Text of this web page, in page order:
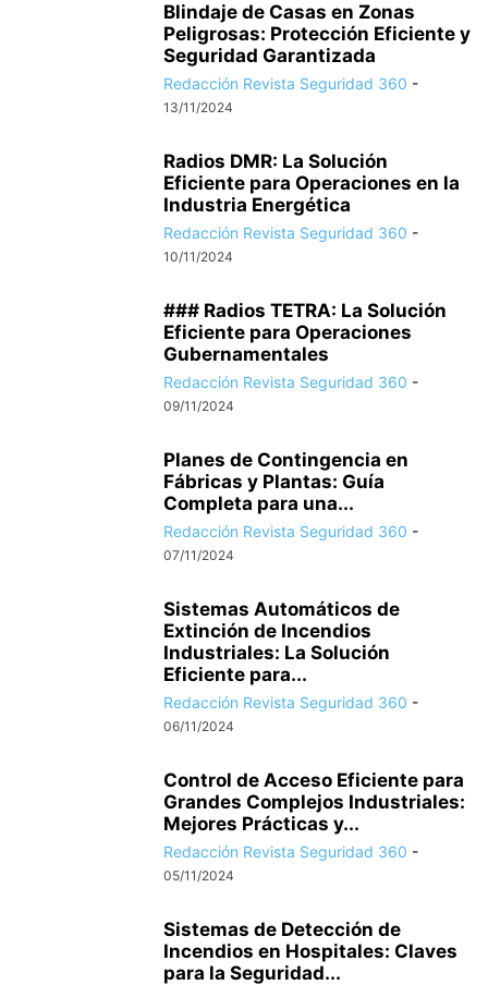
Blindaje de Casas en Zonas
Peligrosas: Protección Eficiente y
Seguridad Garantizada
Redacción Revista Seguridad 360 -
13/11/2024
Radios DMR: La Solución
Eficiente para Operaciones en la
Industria Energética
Redacción Revista Seguridad 360 -
10/11/2024
### Radios TETRA: La Solución
Eficiente para Operaciones
Gubernamentales
Redacción Revista Seguridad 360 -
09/11/2024
Planes de Contingencia en
Fábricas y Plantas: Guía
Completa para una...
Redacción Revista Seguridad 360 -
07/11/2024
Sistemas Automáticos de
Extinción de Incendios
Industriales: La Solución
Eficiente para...
Redacción Revista Seguridad 360 -
06/11/2024
Control de Acceso Eficiente para
Grandes Complejos Industriales:
Mejores Prácticas y...
Redacción Revista Seguridad 360 -
05/11/2024
Sistemas de Detección de
Incendios en Hospitales: Claves
para la Seguridad...